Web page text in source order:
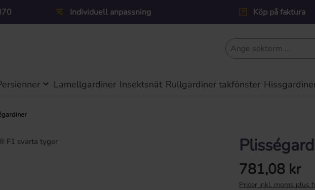
Individuell anpassning Köp på faktura
Lamellgardiner Insektsnät Rullgardiner takfönster
Ordinarie pris:
781,08 kr
Priser inkl. moms plus